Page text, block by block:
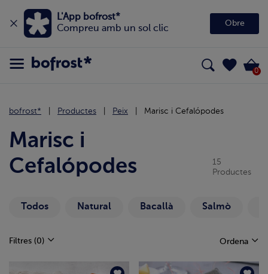
L'App bofrost*
Compreu amb un sol clic
Obre
0
bofrost* Productes Peix Marisc i Cefalópodes
Marisc i
Cefalópodes
15
Productes
Todos Natural Bacallà Salmò
Filtres (0) Ordena